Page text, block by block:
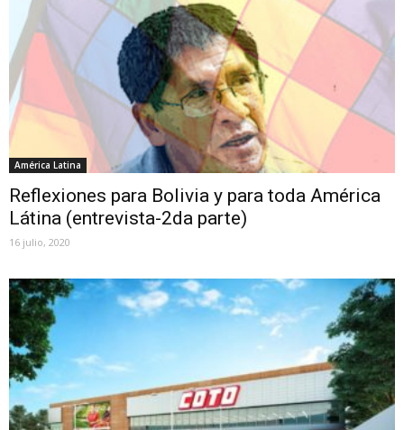
América Latina
Reflexiones para Bolivia y para toda América
Látina (entrevista-2da parte)
16 julio, 2020